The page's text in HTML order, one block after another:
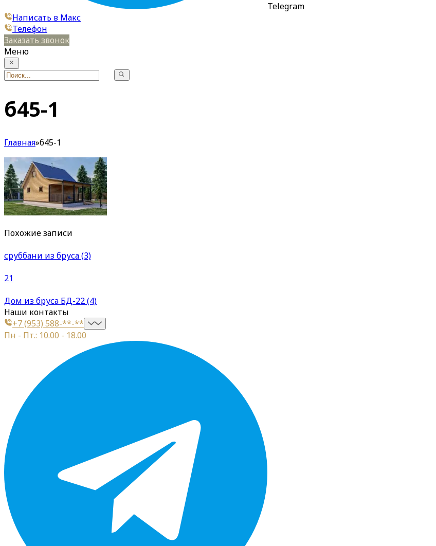
Telegram
Написать в Макс
Телефон
Заказать звонок
Меню
б45-1
Главная»б45-1
Похожие записи
сруббани из бруса (3)
21
Дом из бруса БД-22 (4)
Наши контакты
+7 (953) 588-**-**
Пн - Пт.: 10.00 - 18.00